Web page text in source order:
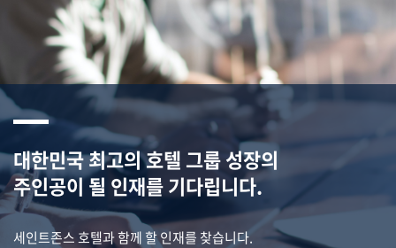
대한민국 최고의 호텔 그룹 성장의
주인공이 될 인재를 기다립니다.
세인트존스 호텔과 함께 할 인재를 찾습니다.